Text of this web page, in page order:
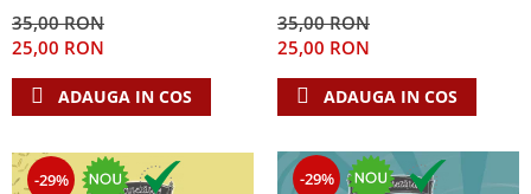
Dezvoltare personala
Mediu
35,00 RON
25,00 RON
ADAUGA IN COS
35,00 RON
25,00 RON
ADAUGA IN COS
-29% -29%